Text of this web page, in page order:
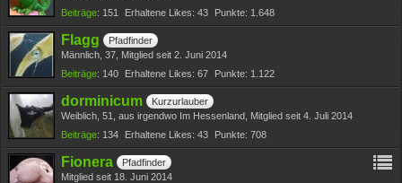
Beiträge 151 Erhaltene Likes 43 Punkte 1.648
Flagg
Pfadfinder
Männlich 37 Mitglied seit 2. Juni 2014
Beiträge 140 Erhaltene Likes 67 Punkte 1.122
dorminicum
Kurzurlauber
Weiblich 51 aus irgendwo Im Hessenland Mitglied seit 4. Juli 2014
Beiträge 134 Erhaltene Likes 43 Punkte 708
Fionera
Pfadfinder
Mitglied seit 18. Juni 2014